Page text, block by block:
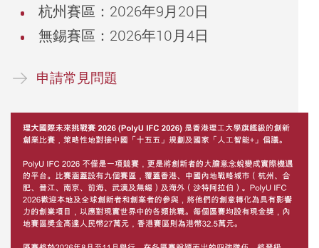
杭州賽區：2026年9月20日
無錫賽區：2026年10月4日
申請常見問題